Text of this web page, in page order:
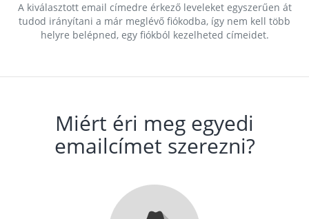
A kiválasztott email címedre érkező leveleket egyszerűen át
tudod irányítani a már meglévő fiókodba, így nem kell több
helyre belépned, egy fiókból kezelheted címeidet.
Miért éri meg egyedi
emailcímet szerezni?